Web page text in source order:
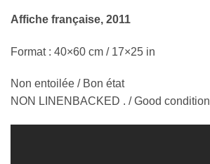
Affiche française, 2011
Format : 40×60 cm / 17×25 in
Non entoilée / Bon état
NON LINENBACKED . / Good condition